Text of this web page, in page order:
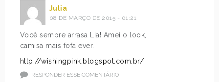
Julia
08 DE MARÇO DE 2015 - 01:21
Você sempre arrasa Lia! Amei o look,
camisa mais fofa ever.
http://wishingpink.blogspot.com.br/
RESPONDER ESSE COMENTÁRIO